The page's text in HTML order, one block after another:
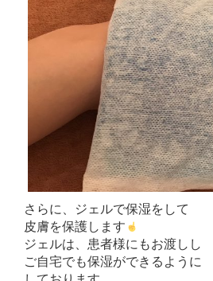
さらに、ジェルで保湿をして
皮膚を保護します
ジェルは、患者様にもお渡しし
ご自宅でも保湿ができるように